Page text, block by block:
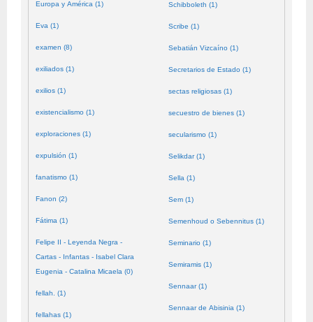
Europa y América (1)
Eva (1)
examen (8)
exiliados (1)
exilios (1)
existencialismo (1)
exploraciones (1)
expulsión (1)
fanatismo (1)
Fanon (2)
Fátima (1)
Felipe II - Leyenda Negra -
Cartas - Infantas - Isabel Clara
Eugenia - Catalina Micaela (0)
fellah. (1)
fellahas (1)
Schibboleth (1)
Scribe (1)
Sebatián Vizcaíno (1)
Secretarios de Estado (1)
sectas religiosas (1)
secuestro de bienes (1)
secularismo (1)
Selikdar (1)
Sella (1)
Sem (1)
Semenhoud o Sebennitus (1)
Seminario (1)
Semiramis (1)
Sennaar (1)
Sennaar de Abisinia (1)